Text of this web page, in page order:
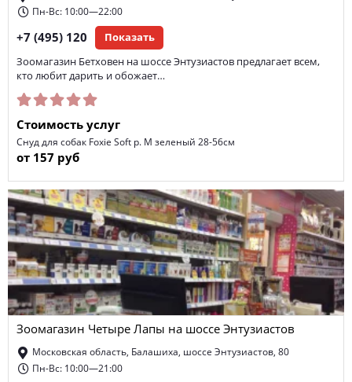
Пн-Вс: 10:00—22:00
+7 (495) 120 Показать
Зоомагазин Бетховен на шоссе Энтузиастов предлагает всем,
кто любит дарить и обожает…
Стоимость услуг
Снуд для собак Foxie Soft р. M зеленый 28-56см
от 157 руб
Зоомагазин Четыре Лапы на шоссе Энтузиастов
Московская область, Балашиха, шоссе Энтузиастов, 80
Пн-Вс: 10:00—21:00